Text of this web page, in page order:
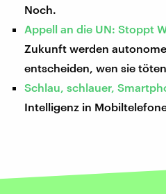
Noch.
Appell an die UN: Stoppt
Zukunft werden
entscheiden, wen sie
Schlau, schlauer,
Intelligenz in